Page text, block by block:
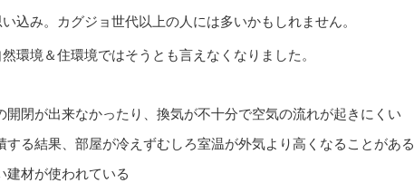
込み。カグジョ世代以上の人には多いかもしれません。
環境＆住環境ではそうとも言えなくなりました。
開閉が出来なかったり、換気が不十分で空気の流れが起きにくい
する結果、部屋が冷えずむしろ室温が外気より高くなることがある
建材が使われている